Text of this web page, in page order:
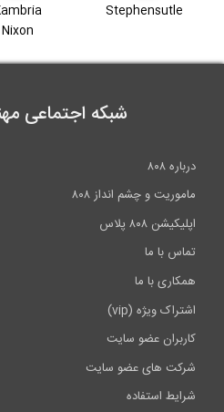
Stephensutle
Nixon
شبکه اجتماعی
درباره ۸۰۸
ماموریت و چشم انداز ۸۰۸
اپلیکیشن ۸۰۸ پلاس
تماس با ما
همکاری با ما
اشتراک ویژه (vip)
کاربران عضو سایت
شرکت های عضو سایت
شرایط استفاده